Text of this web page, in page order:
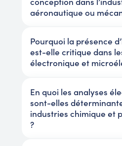
aéronautique ou
Pourquoi la présence
est-elle critique dans
électronique et
En quoi les analyses
sont-elles
industries chimique et
?